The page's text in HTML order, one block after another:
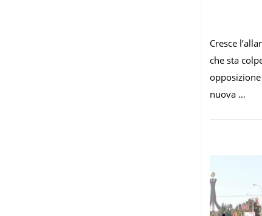
Cresce
che sta
nuova …